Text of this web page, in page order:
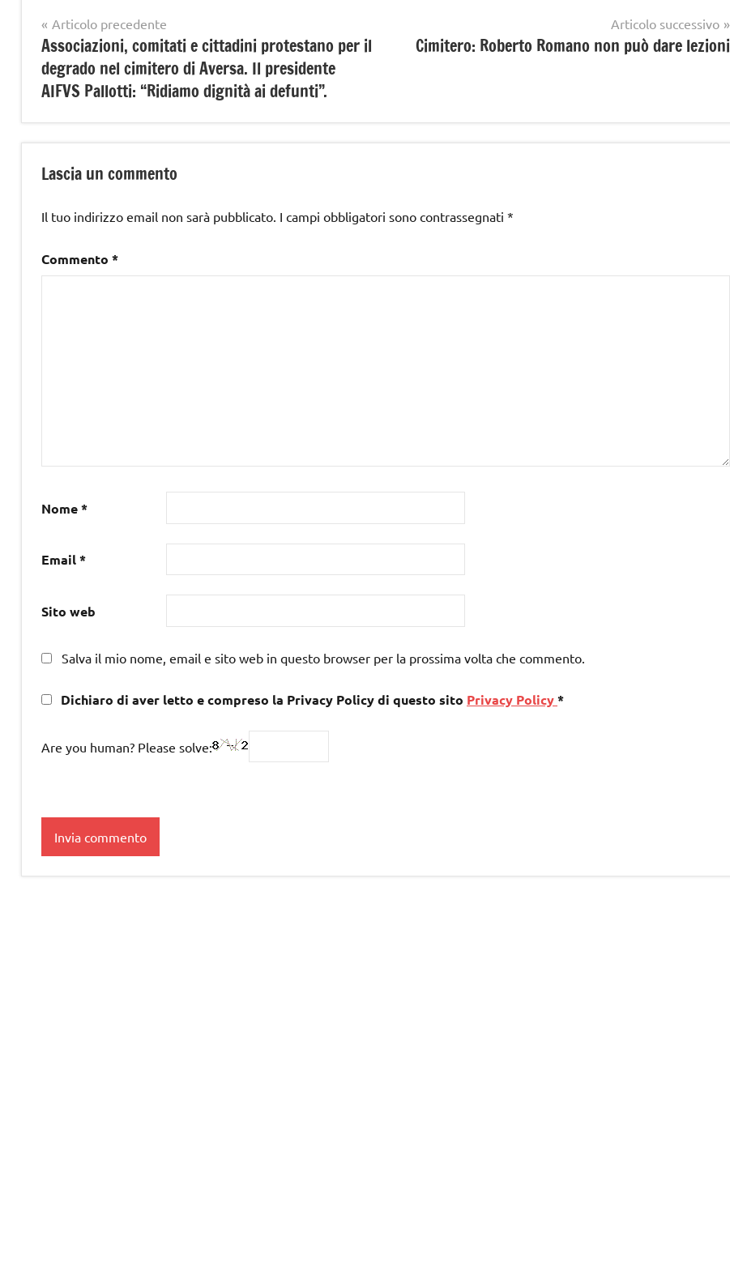
Navigazione
articoli
Articolo precedente
Associazioni, comitati e cittadini protestano per il
degrado nel cimitero di Aversa. Il presidente
AIFVS Pallotti: “Ridiamo dignità ai defunti”.
Articolo successivo
Cimitero: Roberto Romano non può dare lezioni
Lascia un commento
Il tuo indirizzo email non sarà pubblicato. I campi obbligatori sono contrassegnati *
Commento *
Nome*
Email*
Sito web
Salva il mio nome, email e sito web in questo browser per la prossima volta che commento.
Dichiaro di aver letto e compreso la Privacy Policy di questo sito Privacy Policy*
Are you human? Please solve: